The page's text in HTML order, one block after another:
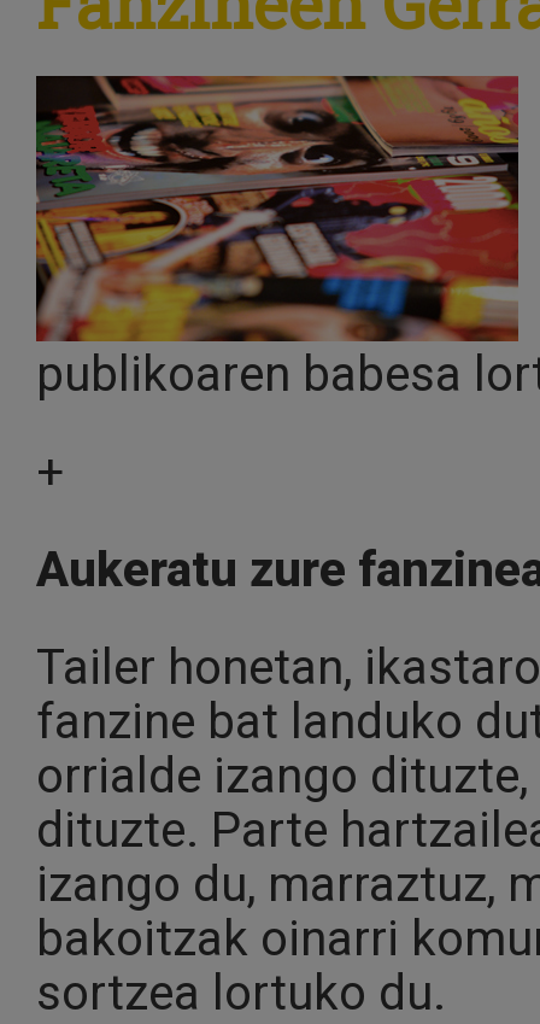
publikoaren babesa
+
Aukeratu zure
Tailer honetan,
fanzine bat landuko
orrialde izango
dituzte. Parte
izango du, marraztuz,
bakoitzak oinarri
sortzea lortuko du.